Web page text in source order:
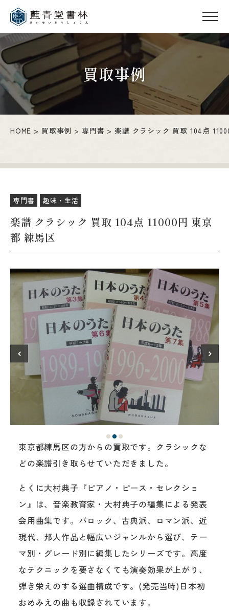
買取事例
HOME 買取事例 専門書 楽譜 クラシック 買取 104点
専門書 趣味・生活
楽譜 クラシック 買取 104点 11000円 東京
都 練馬区
東京都練馬区の方からの買取です。クラシックな
どの楽譜引き取らせていただきました。
とくに大村典子『ピアノ・ピース・セレクショ
ン』は、音楽教育家・大村典子の編集による発表
会用曲集です。バロック、古典派、ロマン派、近
現代、邦人作品と幅広いジャンルから選び、テー
マ別・グレード別に編集したシリーズです。高度
なテクニックを要さなくても演奏効果が上がり、
弾き栄えのする選曲構成です。(発売当時)日本初
おめみえの曲も収録されています。